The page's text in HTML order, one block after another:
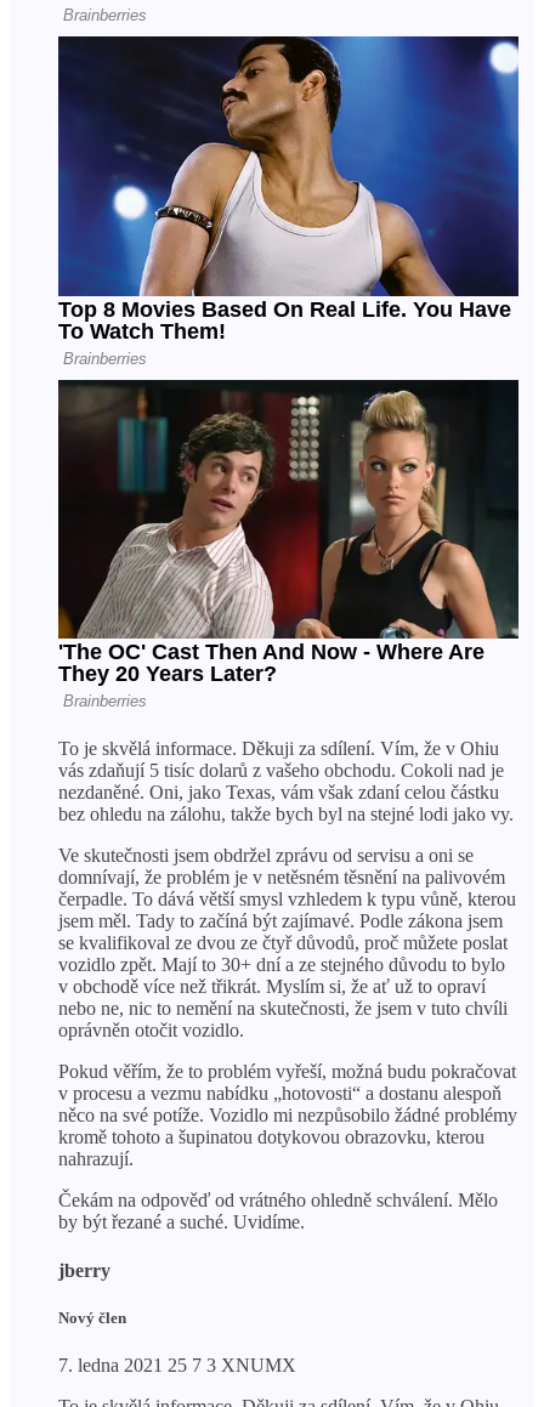
To je skvělá informace. Děkuji za sdílení. Vím, že v Ohiu
vás zdaňují 5 tisíc dolarů z vašeho obchodu. Cokoli nad je
nezdaněné. Oni, jako Texas, vám však zdaní celou částku
bez ohledu na zálohu, takže bych byl na stejné lodi jako vy.
Ve skutečnosti jsem obdržel zprávu od servisu a oni se
domnívají, že problém je v netěsném těsnění na palivovém
čerpadle. To dává větší smysl vzhledem k typu vůně, kterou
jsem měl. Tady to začíná být zajímavé. Podle zákona jsem
se kvalifikoval ze dvou ze čtyř důvodů, proč můžete poslat
vozidlo zpět. Mají to 30+ dní a ze stejného důvodu to bylo
v obchodě více než třikrát. Myslím si, že ať už to opraví
nebo ne, nic to nemění na skutečnosti, že jsem v tuto chvíli
oprávněn otočit vozidlo.
Pokud věřím, že to problém vyřeší, možná budu pokračovat
v procesu a vezmu nabídku „hotovosti“ a dostanu alespoň
něco na své potíže. Vozidlo mi nezpůsobilo žádné problémy
kromě tohoto a šupinatou dotykovou obrazovku, kterou
nahrazují.
Čekám na odpověď od vrátného ohledně schválení. Mělo
by být řezané a suché. Uvidíme.
jberry
Nový člen
7. ledna 2021 25 7 3 XNUMX